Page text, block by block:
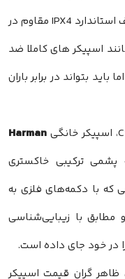
اگر می خواهید آن را به بیرون ببرید، به لطف استاندارد IPX4 مقاوم در
اسپیکر های کاملا ضد
باید بتواند در برابر باران